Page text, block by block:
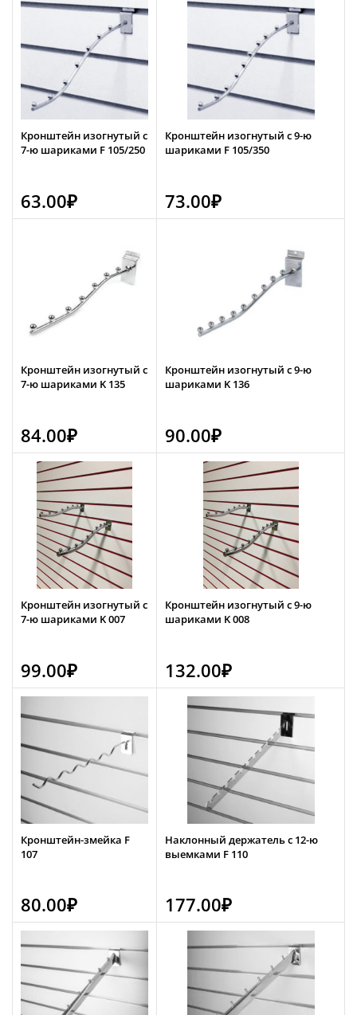
Кронштейн изогнутый с
7-ю шариками F 105/250
63.00₽
Кронштейн изогнутый с 9-ю
шариками F 105/350
73.00₽
Кронштейн изогнутый с
7-ю шариками K 135
84.00₽
Кронштейн изогнутый с 9-ю
шариками K 136
90.00₽
Кронштейн изогнутый с
7-ю шариками K 007
99.00₽
Кронштейн изогнутый с 9-ю
шариками K 008
132.00₽
Кронштейн-змейка F
107
80.00₽
Наклонный держатель с 12-ю
выемками F 110
177.00₽